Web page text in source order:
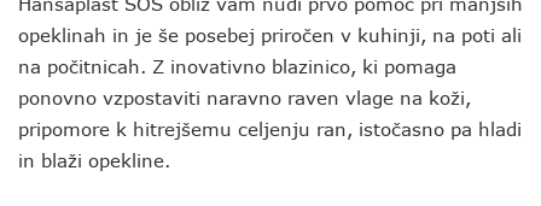
opeklinah in je še posebej priročen v kuhinji, na poti ali
na počitnicah. Z inovativno blazinico, ki pomaga
ponovno vzpostaviti naravno raven vlage na koži,
pripomore k hitrejšemu celjenju ran, istočasno pa hladi
in blaži opekline.